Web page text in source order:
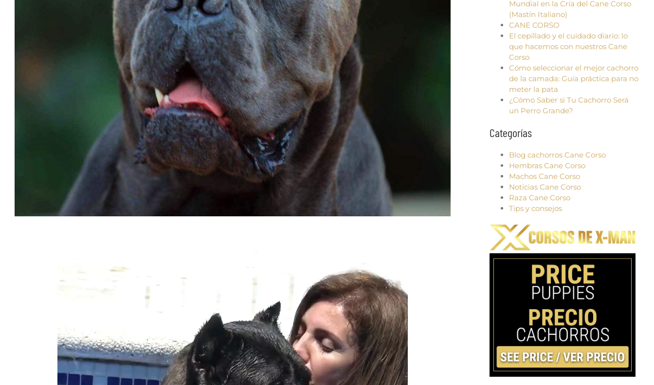
Mundial en la Cría del Cane Corso
(Mastín Italiano)
CANE CORSO
El cepillado y el cuidado diario: lo
que hacemos con nuestros Cane
Corso
Cómo seleccionar el mejor cachorro
de la camada: Guía práctica para no
meter la pata
¿Cómo Saber si Tu Cachorro Será
un Perro Grande?
Categorías
Blog cachorros Cane Corso
Hembras Cane Corso
Machos Cane Corso
Noticias Cane Corso
Raza Cane Corso
Tips y consejos